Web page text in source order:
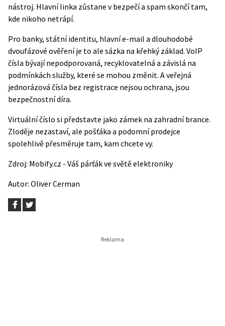
nástroj. Hlavní linka zůstane v bezpečí a spam skončí tam,
kde nikoho netrápí.
Pro banky, státní identitu, hlavní e-mail a dlouhodobé
dvoufázové ověření je to ale sázka na křehký základ. VoIP
čísla bývají nepodporovaná, recyklovatelná a závislá na
podmínkách služby, které se mohou změnit. A veřejná
jednorázová čísla bez registrace nejsou ochrana, jsou
bezpečnostní díra.
Virtuální číslo si představte jako zámek na zahradní brance.
Zloděje nezastaví, ale pošťáka a podomní prodejce
spolehlivě přesměruje tam, kam chcete vy.
Zdroj: Mobify.cz - Váš párťák ve světě elektroniky
Autor: Oliver Cerman